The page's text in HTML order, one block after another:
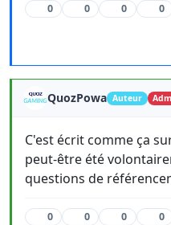
0 0 0 0
QuozPowa Auteur
C'est écrit comme ça
peut-être été
questions de
0 0 0 0